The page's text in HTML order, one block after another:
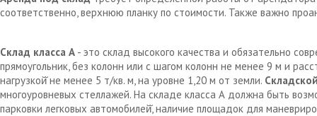
соответственно, верхнюю планку по стоимости. Также важно
Склад класса А - это склад высокого качества и обязательно
прямоугольник, без колонн или с шагом колонн не менее 9 м и
нагрузкой̆ не менее 5 т/кв. м, на уровне 1,20 м от земли.
многоуровневых стеллажей. На складе класса А должна быть
парковки легковых автомобилей̆, наличие площадок для